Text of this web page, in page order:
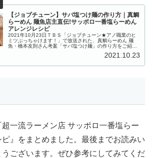
【ジョブチューン】サバ塩つけ麺の作り方｜真鯛
らーめん 麺魚店主直伝!サッポロ一番塩らーめん
アレンジレシピ
2021年10月23日ＴＢＳ「ジョブチューン★アノ職業のヒ
ミツぶっちゃけます！」で放送された、真鯛らーめん 麺
魚・橋本友則さん考案「サバ塩つけ麺」の作り方をご紹介
2021.10.23
一流ラーメン店 サッポロ一番塩らー
』をまとめました。最後までお読みい
ございます。ぜひ参考にしてみてくだ